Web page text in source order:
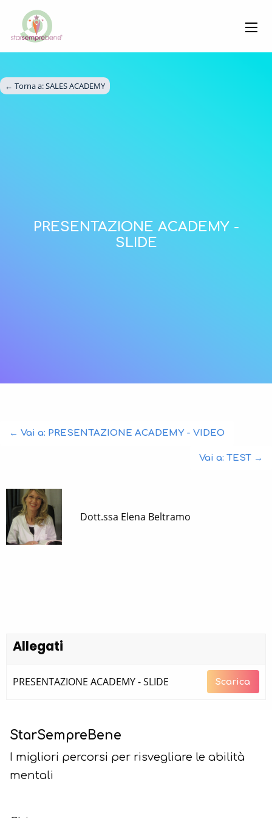
← Torna a: SALES ACADEMY
PRESENTAZIONE ACADEMY -
SLIDE
← Vai a: PRESENTAZIONE ACADEMY - VIDEO
Vai a: TEST →
Dott.ssa Elena Beltramo
Allegati
PRESENTAZIONE ACADEMY - SLIDE Scarica
StarSempreBene
I migliori percorsi per risvegliare le abilità
mentali